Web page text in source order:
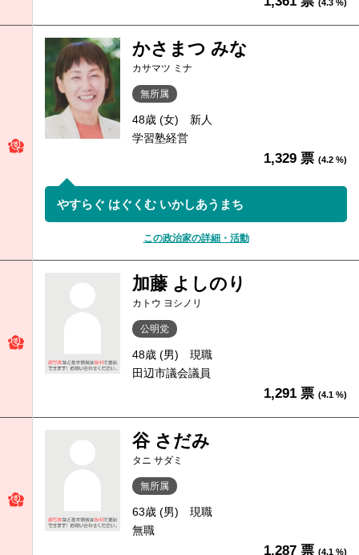
(4.3 %)
かさまつ みな
カサマツ ミナ
無所属
48歳 (女)
新人
学習塾経営
1,329 票 (4.2 %)
やすらぐ はぐくむ いかしあうまち
この政治家の詳細・活動
加藤 よしのり
カトウ ヨシノリ
公明党
48歳 (男)
現職
田辺市議会議員
1,291 票 (4.1 %)
谷 さだみ
タニ サダミ
無所属
63歳 (男)
現職
無職
1,287 票 (4.1 %)